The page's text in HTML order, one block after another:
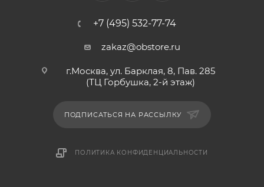
+7 (495) 532-77-74
zakaz@obstore.ru
г.Москва, ул. Барклая, 8, Пав. 285
(ТЦ Горбушка, 2-й этаж)
ПОДПИСАТЬСЯ НА РАССЫЛКУ
ПОЛИТИКА КОНФИДЕНЦИАЛЬНОСТИ